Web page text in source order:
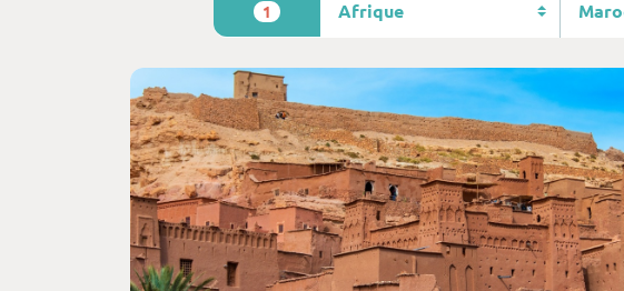
1
Consultez l'offre de voyage